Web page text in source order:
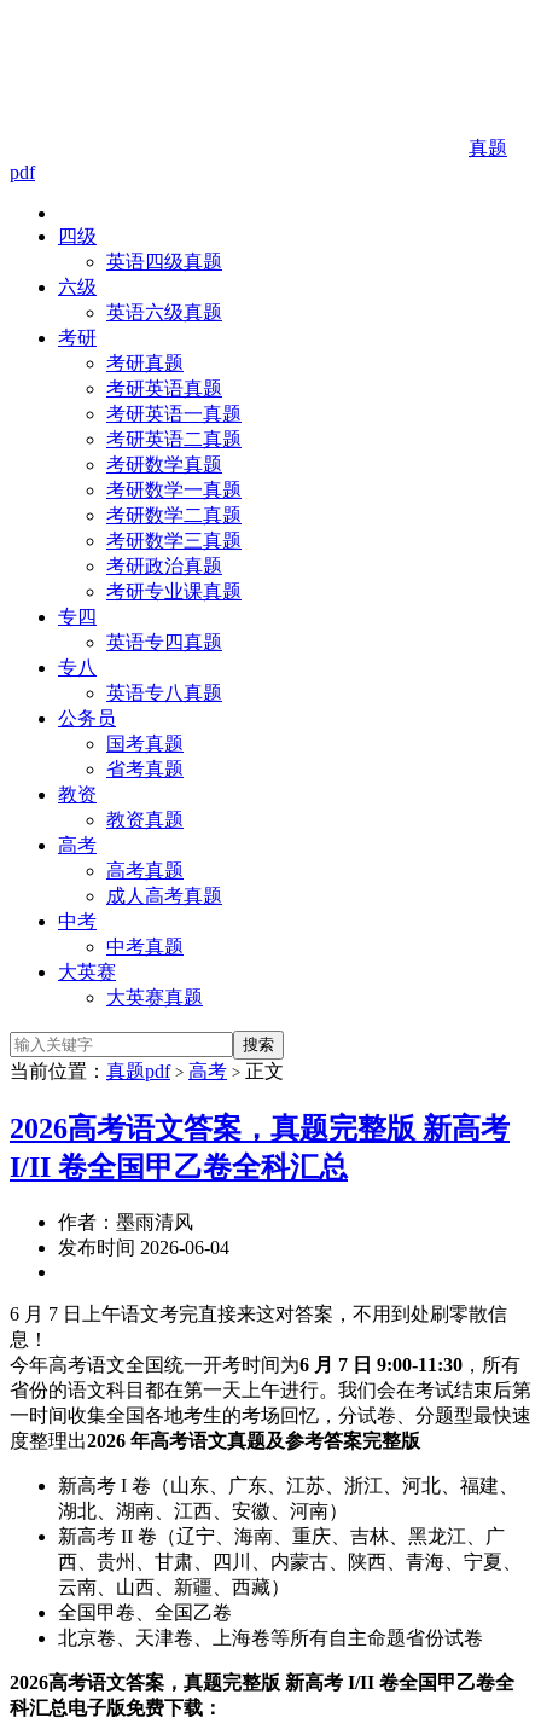
真题
pdf
四级
英语四级真题
六级
英语六级真题
考研
考研真题
考研英语真题
考研英语一真题
考研英语二真题
考研数学真题
考研数学一真题
考研数学二真题
考研数学三真题
考研政治真题
考研专业课真题
专四
英语专四真题
专八
英语专八真题
公务员
国考真题
省考真题
教资
教资真题
高考
高考真题
成人高考真题
中考
中考真题
大英赛
大英赛真题
当前位置： 真题pdf > 高考 > 正文
2026高考语文答案，真题完整版 新高考
I/II 卷全国甲乙卷全科汇总
作者：墨雨清风
发布时间 2026-06-04
6 月 7 日上午语文考完直接来这对答案，不用到处刷零散信
息！
今年高考语文全国统一开考时间为6 月 7 日 9:00-11:30 ，所有
省份的语文科目都在第一天上午进行。我们会在考试结束后第
一时间收集全国各地考生的考场回忆，分试卷、分题型最快速
度整理出2026 年高考语文真题及参考答案完整版
新高考 I 卷（山东、广东、江苏、浙江、河北、福建、
湖北、湖南、江西、安徽、河南）
新高考 II 卷（辽宁、海南、重庆、吉林、黑龙江、广
西、贵州、甘肃、四川、内蒙古、陕西、青海、宁夏、
云南、山西、新疆、西藏）
全国甲卷、全国乙卷
北京卷、天津卷、上海卷等所有自主命题省份试卷
2026高考语文答案，真题完整版 新高考 I/II 卷全国甲乙卷全
科汇总电子版免费下载：